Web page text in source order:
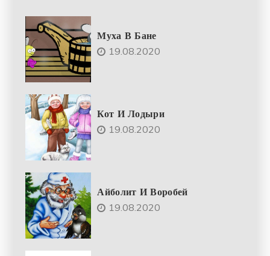
Муха В Бане
19.08.2020
Кот И Лодыри
19.08.2020
Айболит И Воробей
19.08.2020